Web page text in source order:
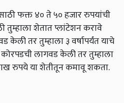
फक्त ४० ते ५० हजार रुपयांची
तुम्हाला शेतात प्लांटेशन करावे
केली तर तुम्हाला ३ वर्षापर्यंत याचे
लागवड केली तर तुम्हाला
रुपये या शेतीतून कमावू शकता.